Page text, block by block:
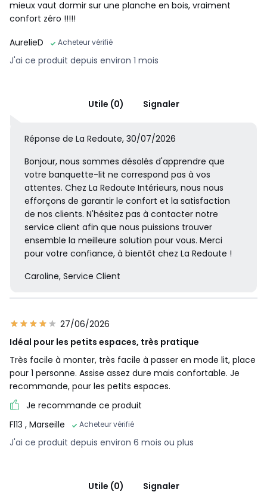
Caractéristiques environnementales de l’emballage
En savoir plus sur nos emballages
mieux vaut dormir sur une planche en bois, vraiment
confort zéro !!!!!
AurelieD
Acheteur vérifié
J'ai ce produit depuis environ 1 mois
Utile (0) Signaler
Réponse de La Redoute, 30/07/2026
Bonjour, nous sommes désolés d'apprendre que
votre banquette-lit ne correspond pas à vos
attentes. Chez La Redoute Intérieurs, nous nous
efforçons de garantir le confort et la satisfaction
de nos clients. N'hésitez pas à contacter notre
service client afin que nous puissions trouver
ensemble la meilleure solution pour vous. Merci
pour votre confiance, à bientôt chez La Redoute !
Caroline, Service Client
27/06/2026
Idéal pour les petits espaces, très pratique
Très facile à monter, très facile à passer en mode lit, place
pour 1 personne. Assise assez dure mais confortable. Je
recommande, pour les petits espaces.
Je recommande ce produit
Fl13 , Marseille Acheteur vérifié
J'ai ce produit depuis environ 6 mois ou plus
Utile (0) Signaler